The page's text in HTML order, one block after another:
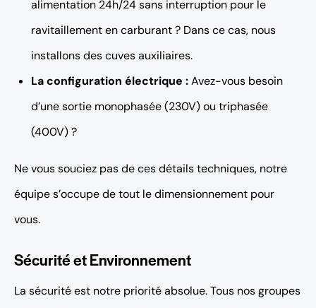
alimentation 24h/24 sans interruption pour le
ravitaillement en carburant ? Dans ce cas, nous
installons des cuves auxiliaires.
La configuration électrique :Avez-vous besoin
d’une sortie monophasée (230V) ou triphasée
(400V) ?
Ne vous souciez pas de ces détails techniques, notre
équipe s’occupe de tout le dimensionnement pour
vous.
Sécurité et Environnement
La sécurité est notre priorité absolue. Tous nos groupes